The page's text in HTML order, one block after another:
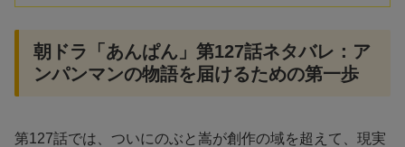
朝ドラ「あんぱん」第127話ネタバレ：ア
ンパンマンの物語を届けるための第一歩
第127話では、ついにのぶと嵩が創作の域を超えて、現実